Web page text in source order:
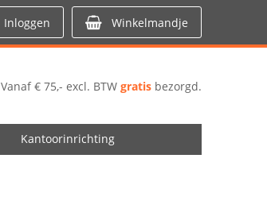
Inloggen Winkelmandje
Vanaf € 75,- excl. BTW gratis bezorgd.
Kantoorinrichting